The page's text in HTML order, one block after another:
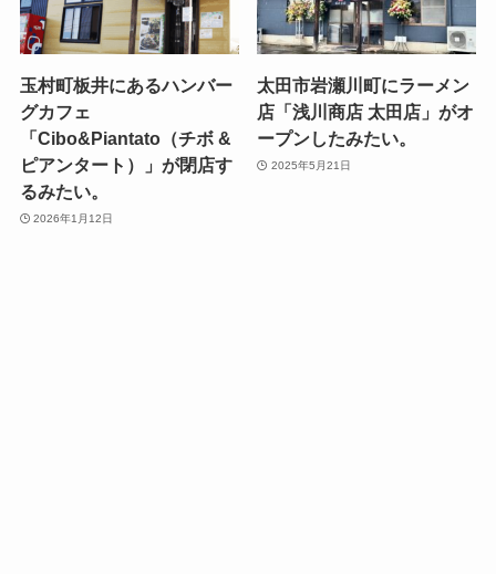
玉村町板井にあるハンバー
グカフェ
「Cibo&Piantato（チボ &
ピアンタート）」が閉店す
るみたい。
2026年1月12日
太田市岩瀬川町にラーメン
店「浅川商店 太田店」がオ
ープンしたみたい。
2025年5月21日